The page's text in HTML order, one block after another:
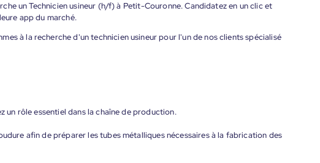
un Technicien usineur (h/f) à Petit-Couronne. Candidatez en un clic et
app du marché.
à la recherche d'un technicien usineur pour l'un de nos clients spécialisé
un rôle essentiel dans la chaîne de production.
afin de préparer les tubes métalliques nécessaires à la fabrication des